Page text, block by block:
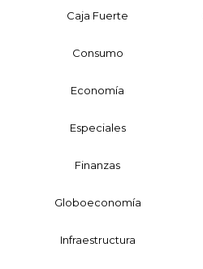
Caja Fuerte
Consumo
Economía
Especiales
Finanzas
Globoeconomía
Infraestructura